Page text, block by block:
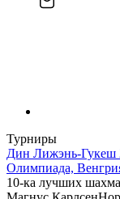
Турниры
Дин Лижэнь-Гукеш
Олимпиада,
10-ка лучших